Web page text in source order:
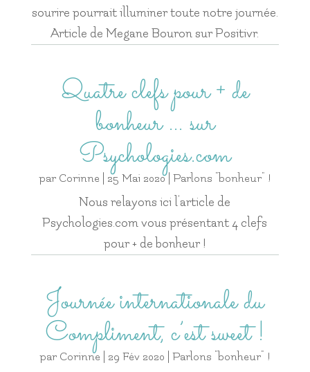
sourire pourrait illuminer toute notre journée.
Article de Megane Bouron sur Positivr.
Quatre clefs pour + de
bonheur … sur
Psychologies.com
par Corinne| 25 Mai 2020| Parlons "bonheur" !
Nous relayons ici l’article de
Psychologies.com vous présentant 4 clefs
pour + de bonheur !
Journée internationale du
Compliment, c’est sweet !
par Corinne| 29 Fév 2020 Parlons "bonheur" !